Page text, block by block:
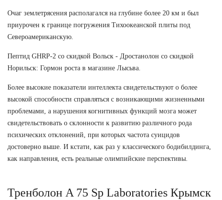
Очаг землетрясения располагался на глубине более 20 км и был
приурочен к границе погружения Тихоокеанской плиты под
Североамериканскую.
Пептид GHRP-2 со скидкой Вольск - Дростанолон со скидкой
Норильск: Гормон роста в магазине Лысьва.
Более высокие показатели интеллекта свидетельствуют о более
высокой способности справляться с возникающими жизненными
проблемами, а нарушения когнитивных функций мозга может
свидетельствовать о склонности к развитию различного рода
психических отклонений, при которых частота суицидов
достоверно выше. И кстати, как раз у классического бодибилдинга,
как направления, есть реальные олимпийские перспективы.
Тренболон A 75 Sp Laboratories Крымск